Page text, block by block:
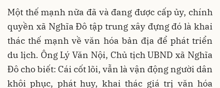
Một thế mạnh nữa đã và đang được cấp ủy, chính
quyền xã Nghĩa Đô tập trung xây đựng đó là khai
thác thế mạnh về văn hóa bản địa để phát triển
du lịch. Ông Lý Văn Nội, Chủ tịch UBND xã Nghĩa
Đô cho biết: Cái cốt lõi, vẫn là vận động người dân
khôi phục, phát huy, khai thác giá trị văn hóa